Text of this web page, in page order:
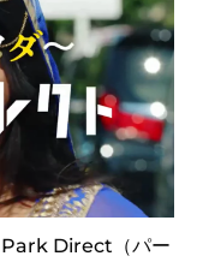
Park Direct（パー